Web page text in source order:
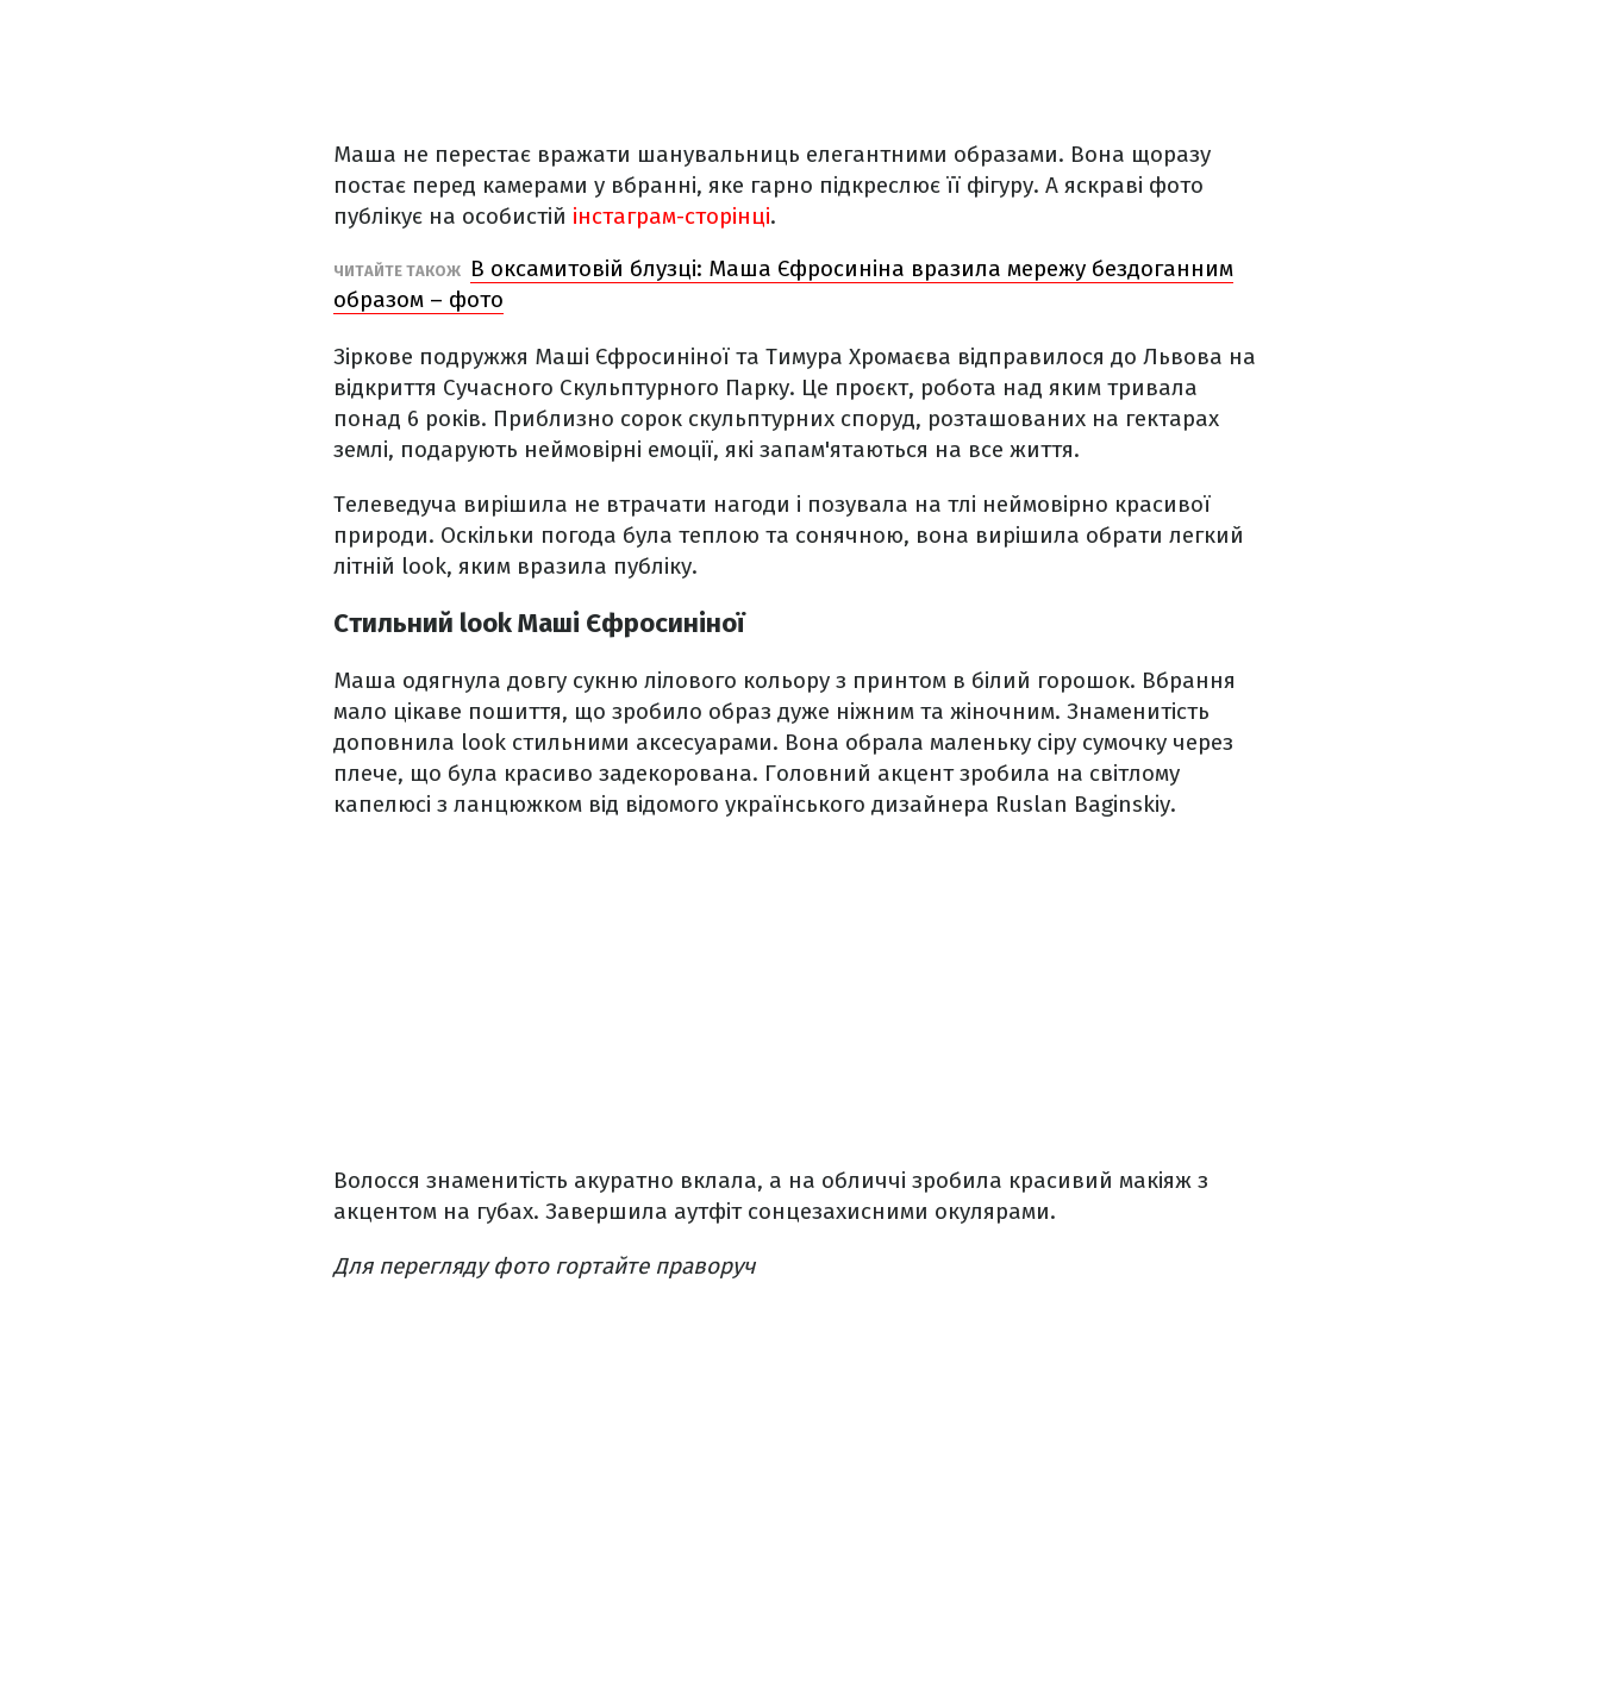
Маша не перестає вражати шанувальниць елегантними образами. Вона щоразу
постає перед камерами у вбранні, яке гарно підкреслює її фігуру. А яскраві фото
публікує на особистій інстаграм-сторінці.
ЧИТАЙТЕ ТАКОЖ
В оксамитовій блузці: Маша Єфросиніна вразила мережу бездоганним
образом – фото
Зіркове подружжя Маші Єфросиніної та Тимура Хромаєва відправилося до Львова на
відкриття Сучасного Скульптурного Парку. Це проєкт, робота над яким тривала
понад 6 років. Приблизно сорок скульптурних споруд, розташованих на гектарах
землі, подарують неймовірні емоції, які запам'ятаються на все життя.
Телеведуча вирішила не втрачати нагоди і позувала на тлі неймовірно красивої
природи. Оскільки погода була теплою та сонячною, вона вирішила обрати легкий
літній look, яким вразила публіку.
Стильний look Маші Єфросиніної
Маша одягнула довгу сукню лілового кольору з принтом в білий горошок. Вбрання
мало цікаве пошиття, що зробило образ дуже ніжним та жіночним. Знаменитість
доповнила look стильними аксесуарами. Вона обрала маленьку сіру сумочку через
плече, що була красиво задекорована. Головний акцент зробила на світлому
капелюсі з ланцюжком від відомого українського дизайнера Ruslan Baginskiy.
Волосся знаменитість акуратно вклала, а на обличчі зробила красивий макіяж з
акцентом на губах. Завершила аутфіт сонцезахисними окулярами.
Для перегляду фото гортайте праворуч